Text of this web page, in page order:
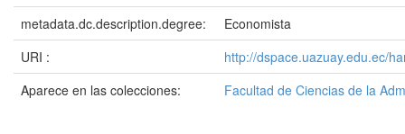
metadata.dc.description.degree:
Economista
URI :
http://dspace.uazuay.edu.ec/
Aparece en las colecciones:
Facultad de Ciencias de la